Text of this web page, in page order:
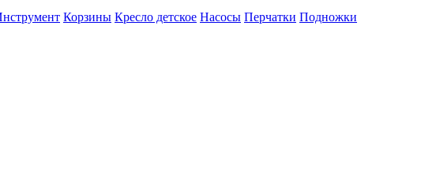
Корзины Кресло детское Насосы Перчатки Подножки